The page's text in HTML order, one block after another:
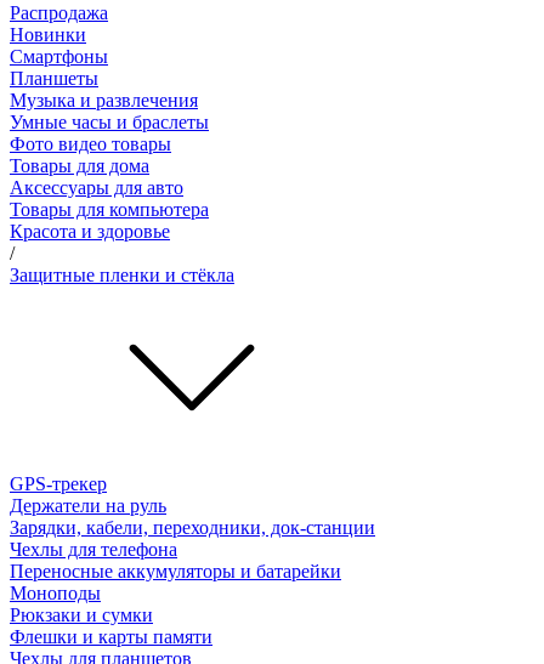
Распродажа
Новинки
Смартфоны
Планшеты
Музыка и развлечения
Умные часы и браслеты
Фото видео товары
Товары для дома
Аксессуары для авто
Товары для компьютера
Красота и здоровье
/
Защитные пленки и стёкла
GPS-трекер
Держатели на руль
Зарядки, кабели, переходники, док-станции
Чехлы для телефона
Переносные аккумуляторы и батарейки
Моноподы
Рюкзаки и сумки
Флешки и карты памяти
Чехлы для планшетов